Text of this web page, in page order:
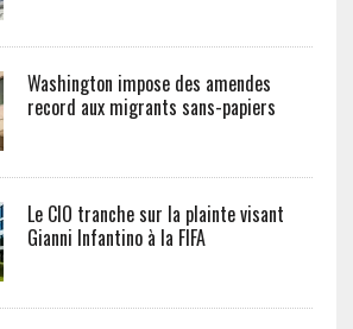
Washington impose des amendes
record aux migrants sans-papiers
Le CIO tranche sur la plainte visant
Gianni Infantino à la FIFA